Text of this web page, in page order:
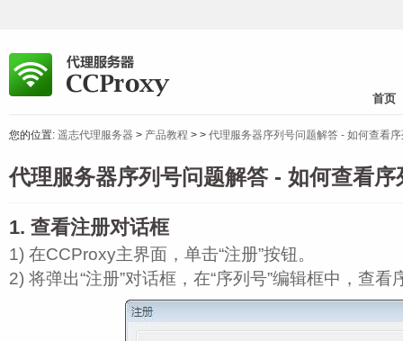
首页
您的位置: 遥志代理服务器 > 产品教程 > > 代理服务器序列号问题解答 - 如何查看
代理服务器序列号问题解答 - 如何查看序
1. 查看注册对话框
1) 在CCProxy主界面，单击“注册”按钮。
2) 将弹出“注册”对话框，在“序列号”编辑框中，查看